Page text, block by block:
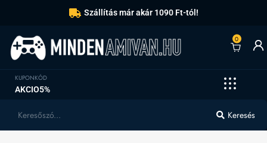
Szállítás már akár 1090 Ft-tól!
0
KUPONKÓD
AKCIO5%
Keresés